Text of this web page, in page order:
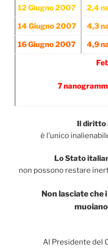
12 Giugno 2007 2,4
14 Giugno 2007 4,3
16 Giugno 2007 4,9
7
Il diritto
è l’unico
Lo Stato
non possono restare
Non lasciate che
Al Presidente del